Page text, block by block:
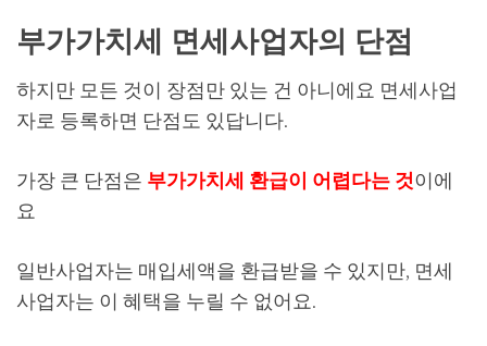
부가가치세 면세사업자의 단점
하지만 모든 것이 장점만 있는 건 아니에요 면세사업
자로 등록하면 단점도 있답니다.
가장 큰 단점은 부가가치세 환급이 어렵다는 것이에
요
일반사업자는 매입세액을 환급받을 수 있지만, 면세
사업자는 이 혜택을 누릴 수 없어요.